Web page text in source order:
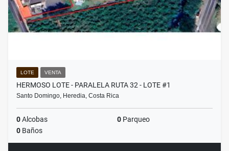
LOTE VENTA
HERMOSO LOTE - PARALELA RUTA 32 - LOTE #1
Santo Domingo, Heredia, Costa Rica
0Alcobas 0 Parqueo
0 Baños